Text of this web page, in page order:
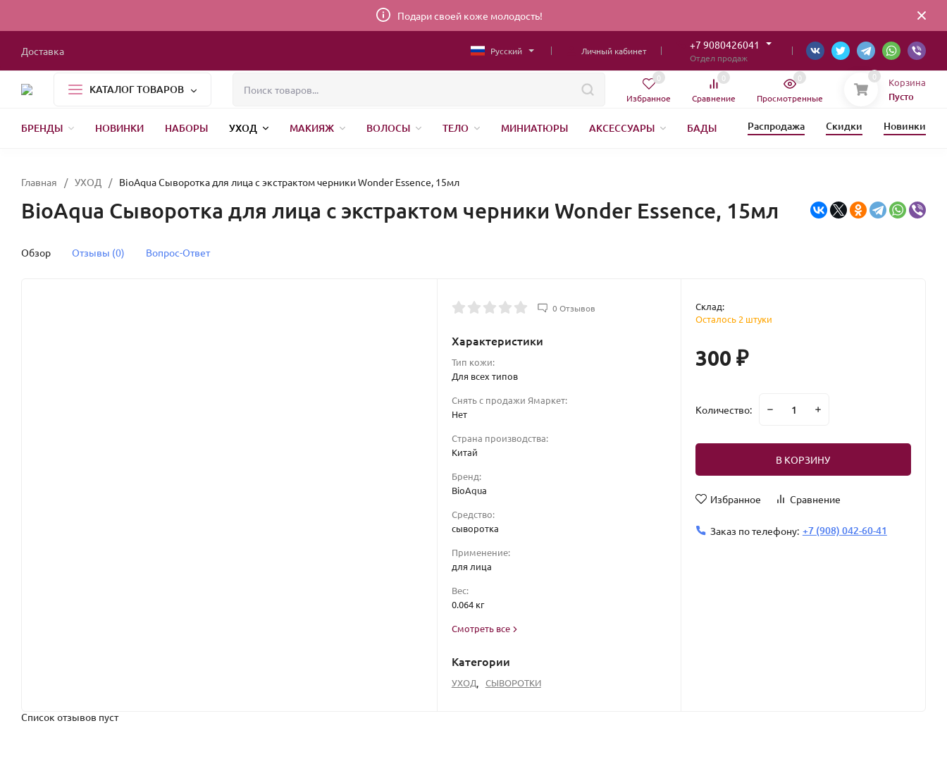
Подари своей коже молодость!
Доставка Русский Личный кабинет +7 9080426041
Отдел продаж
КАТАЛОГ ТОВАРОВ
Избранное
0
Сравнение
0
Просмотренные
0 0 Корзина
Пусто
БРЕНДЫ НОВИНКИ НАБОРЫ УХОД МАКИЯЖ ВОЛОСЫ ТЕЛО МИНИАТЮРЫ АКСЕССУАРЫ
БАДЫ
Распродажа Скидки Новинки
Главная / УХОД / BioAqua Сыворотка для лица с экстрактом черники Wonder Essence, 15мл
BioAqua Сыворотка для лица с экстрактом черники Wonder Essence, 15мл
Обзор Отзывы (0) Вопрос-Ответ
0 Отзывов
Характеристики
Тип кожи:
Для всех типов
Снять с продажи Ямаркет:
Нет
Страна производства:
Китай
Бренд:
BioAqua
Средство:
сыворотка
Применение:
для лица
Вес:
0.064 кг
Смотреть все
Категории
УХОД, СЫВОРОТКИ
Склад:
Осталось 2 штуки
300 ₽
Количество:
В КОРЗИНУ
Избранное Сравнение
Заказ по телефону: +7 (908) 042-60-41
Список отзывов пуст